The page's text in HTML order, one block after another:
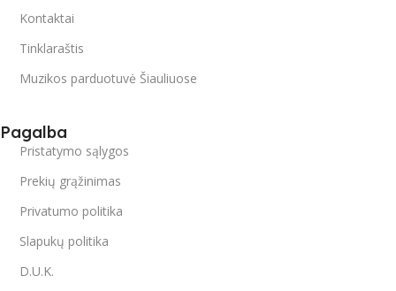
Kontaktai
Tinklaraštis
Muzikos parduotuvė Šiauliuose
Pagalba
Pristatymo sąlygos
Prekių grąžinimas
Privatumo politika
Slapukų politika
D.U.K.